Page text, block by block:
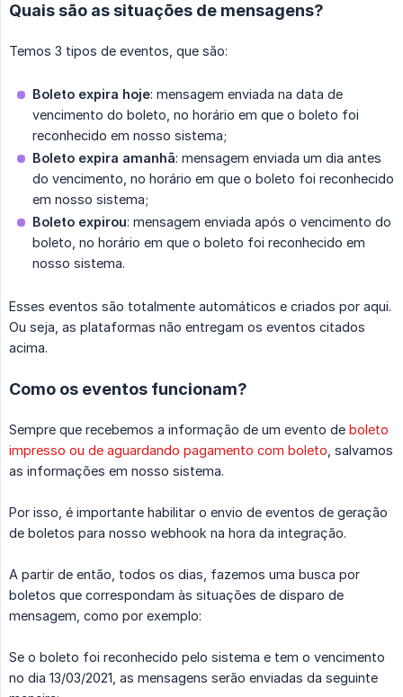
Quais são as situações de mensagens?
Temos 3 tipos de eventos, que são:
Boleto expira hoje: mensagem enviada na data de
vencimento do boleto, no horário em que o boleto foi
reconhecido em nosso sistema;
Boleto expira amanhã: mensagem enviada um dia antes
do vencimento, no horário em que o boleto foi reconhecido
em nosso sistema;
Boleto expirou: mensagem enviada após o vencimento do
boleto, no horário em que o boleto foi reconhecido em
nosso sistema.
Esses eventos são totalmente automáticos e criados por aqui.
Ou seja, as plataformas não entregam os eventos citados
acima.
Como os eventos funcionam?
Sempre que recebemos a informação de um evento de boleto
impresso ou de aguardando pagamento com boleto , salvamos
as informações em nosso sistema.
Por isso, é importante habilitar o envio de eventos de geração
de boletos para nosso webhook na hora da integração.
A partir de então, todos os dias, fazemos uma busca por
boletos que correspondam às situações de disparo de
mensagem, como por exemplo:
Se o boleto foi reconhecido pelo sistema e tem o vencimento
no dia 13/03/2021, as mensagens serão enviadas da seguinte